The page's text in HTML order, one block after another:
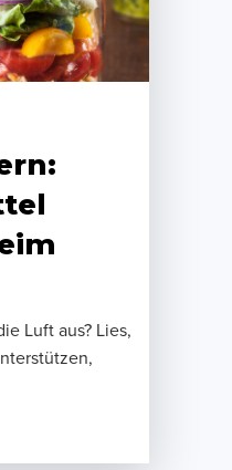
Luft aus? Lies,